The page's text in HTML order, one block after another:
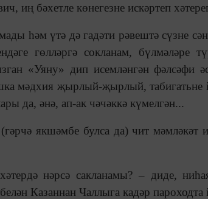
бәхетле көнегезне искәртеп
һәм үтә дә гадәти рәвештә сүзне
гөлләргә сокланам, бүлмәләре
«Уяну» дип исемләнгән фәлсәфи
мәдхия җырлый-җырлый,
да, әнә, ап-ак чәчәккә күмелгән...
якшәмбе булса да) чит мәмләкәт
нәрсә сакланамы? – диде,
Казаннан Чаллыга кадәр пароходта